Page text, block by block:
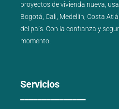
proyectos devivienda nueva,
Bogotá, Cali, Medellín, Costa
del país. Con la confianza y
momento.
Servicios